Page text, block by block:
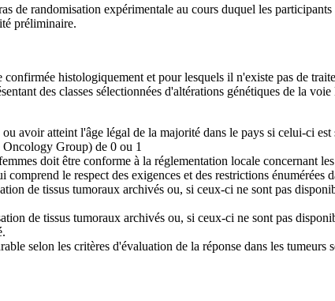
de randomisation expérimentale au cours duquel les
préliminaire.
histologiquement et pour lesquels il n'existe pas de
des classes sélectionnées d'altérations génétiques de la
avoir atteint l'âge légal de la majorité dans le pays si celui-ci
Group) de 0 ou 1
doit être conforme à la réglementation locale concernant
le respect des exigences et des restrictions
de tissus tumoraux archivés ou, si ceux-ci ne sont pas
de tissus tumoraux archivés ou, si ceux-ci ne sont pas
selon les critères d'évaluation de la réponse dans les tumeurs